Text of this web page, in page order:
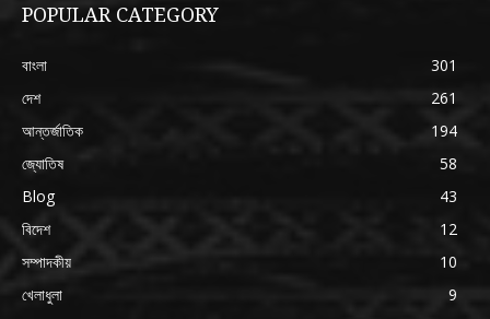
POPULAR CATEGORY
বাংলা
301
দেশ
261
আন্তর্জাতিক
194
জ্যোতিষ
58
Blog
43
বিদেশ
12
সম্পাদকীয়
10
খেলাধুলা
9